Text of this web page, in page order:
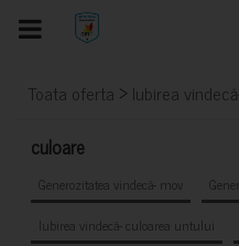
Toata oferta > Iubirea
culoare
Generozitatea vindecă- mov
Iubirea vindecă- culoarea untului